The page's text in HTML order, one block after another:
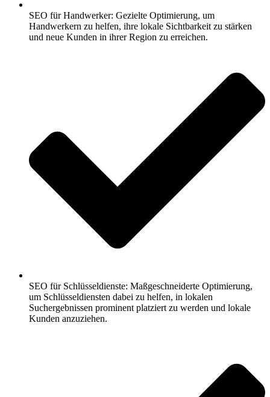
SEO für Handwerker: Gezielte Optimierung, um
Handwerkern zu helfen, ihre lokale Sichtbarkeit zu stärken
und neue Kunden in ihrer Region zu erreichen.
SEO für Schlüsseldienste: Maßgeschneiderte Optimierung,
um Schlüsseldiensten dabei zu helfen, in lokalen
Suchergebnissen prominent platziert zu werden und lokale
Kunden anzuziehen.